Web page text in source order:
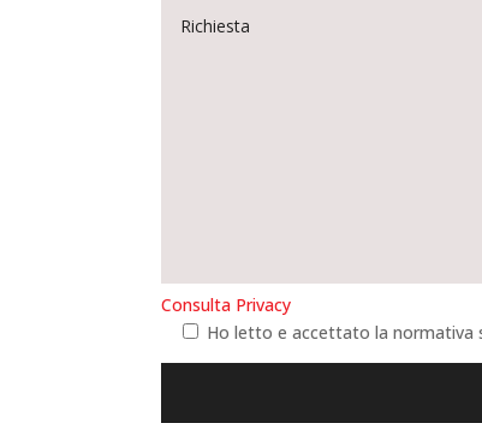
Consulta Privacy
Ho letto e accettato la normativa